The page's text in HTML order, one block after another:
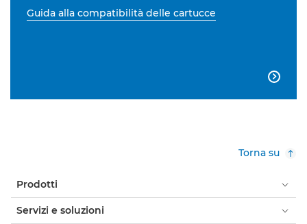
Guida alla compatibilità delle cartucce

Torna su
Prodotti
Servizi e soluzioni